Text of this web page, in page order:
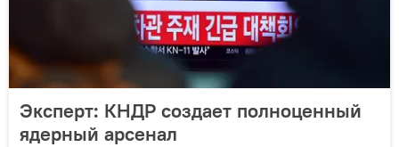
Эксперт: КНДР создает полноценный
ядерный арсенал